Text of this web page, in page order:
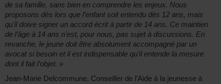
de sa famille, sans bien en comprendre les enjeux. Nous
proposons dès lors que l’enfant soit entendu dès 12 ans, mais
qu’il doive signer un accord écrit à partir de 14 ans. Ce maintien
de l’âge à 14 ans n’est, pour nous, pas sujet à discussions. En
revanche, le jeune doit être absolument accompagné par un
avocat si besoin et il est indispensable qu’il entende la mesure
dont il fait l’objet. »
Jean-Marie Delcommune, Conseiller de l’Aide à la jeunesse à